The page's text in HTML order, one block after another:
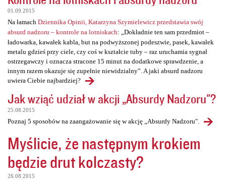
01.09.2015
Na łamach Dziennika Opinii, Katarzyna Szymielewicz przedstawia swój
absurd nadzoru – kontrole na lotniskach: „Dokładnie ten sam przedmiot –
ładowarka, kawałek kabla, but na podwyższonej podeszwie, pasek, kawałek
metalu gdzieś przy ciele, czy coś w kształcie tuby – raz uruchamia sygnał
ostrzegawczy i oznacza stracone 15 minut na dodatkowe sprawdzenie, a
innym razem okazuje się zupełnie niewidzialny”. A jaki absurd nadzoru
uwiera Ciebie najbardziej?
Jak wziąć udział w akcji „Absurdy Nadzoru"?
25.08.2015
Poznaj 5 sposobów na zaangażowanie się w akcję „Absurdy Nadzoru".
Myślicie, że następnym krokiem
będzie drut kolczasty?
26.08.2015